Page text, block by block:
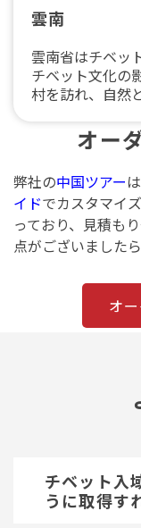
雲南
雲南省はチベッ
チベット文化の
村を訪れ、自然
オー
弊社の中国ツアー
イドでカスタマイ
っており、見積も
点がございました
オ
チベット入
うに取得す